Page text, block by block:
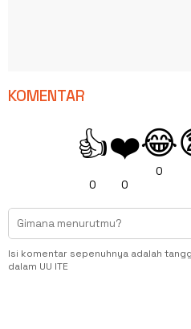
KOMENTAR
👍
0
❤️
0
😂
0
Isi komentar sepenuhnya adalah
dalam UU ITE